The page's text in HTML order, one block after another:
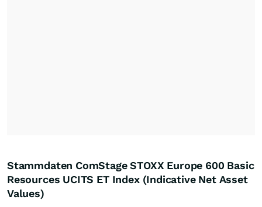
Stammdaten ComStage STOXX Europe 600 Basic
Resources UCITS ET Index (Indicative Net Asset
Values)